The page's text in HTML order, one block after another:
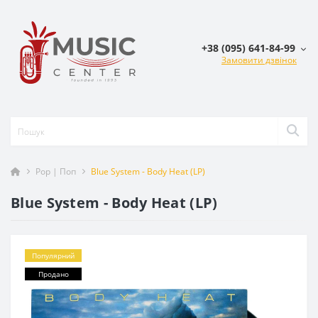
+38 (095) 641-84-99
Замовити дзвінок
Pop | Поп Blue System - Body Heat (LP)
Blue System - Body Heat (LP)
Популярний
Продано